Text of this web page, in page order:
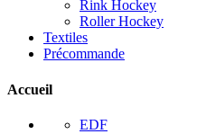
Rink Hockey
Roller Hockey
Textiles
Précommande
Accueil
EDF